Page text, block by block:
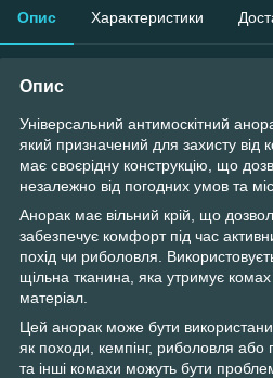
Опис Характеристики
Опис
Універсальний антимоскітний
який призначений для захисту від
має своєрідну конструкцію, що
незалежно від погодних умов та
Анорак має вільний крій, що
забезпечує комфорт під час
похід чи риболовля.
щільна тканина, яка утримує
матеріал.
Цей анорак може бути
як походи, кемпінг, риболовля або
та інші комахи можуть бути